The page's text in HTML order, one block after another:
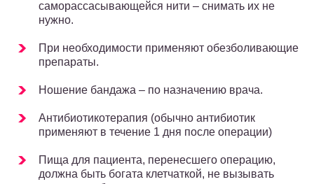
саморассасывающейся нити – снимать их не
нужно.
При необходимости применяют обезболивающие
препараты.
Ношение бандажа – по назначению врача.
Антибиотикотерапия (обычно антибиотик
применяют в течение 1 дня после операции)
Пища для пациента, перенесшего операцию,
должна быть богата клетчаткой, не вызывать